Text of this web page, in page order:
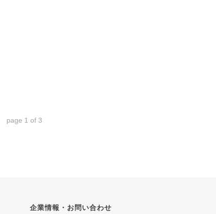
page 1 of 3
企業情報・お問い合わせ